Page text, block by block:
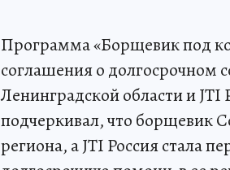
Программа «Борщевик под
соглашения о долгосрочном
Ленинградской области и JTI
подчеркивал, что борщевик
региона, а JTI Россия стала